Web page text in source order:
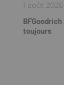
1 août 2026
toujours